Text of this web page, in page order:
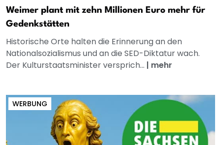
Weimer plant mit zehn Millionen Euro mehr für
Gedenkstätten
Historische Orte halten die Erinnerung an den
Nationalsozialismus und an die SED-Diktatur wach.
Der Kulturstaatsminister versprich... | mehr
WERBUNG